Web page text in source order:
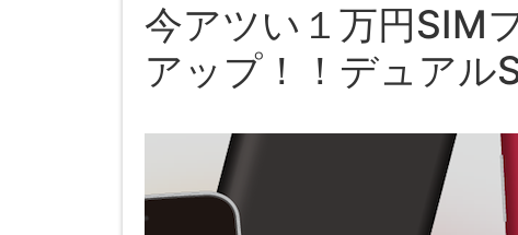
今アツい１万円SIM
アップ！！デュアル